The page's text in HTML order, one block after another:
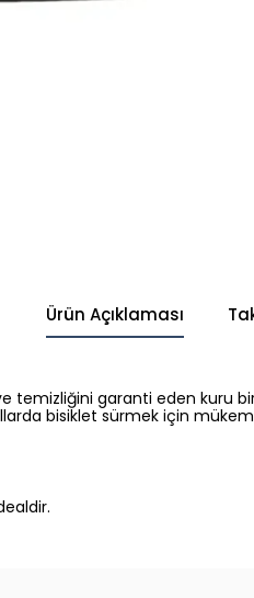
Ürün Açıklaması
temizliğini garanti eden kuru
bisiklet sürmek için